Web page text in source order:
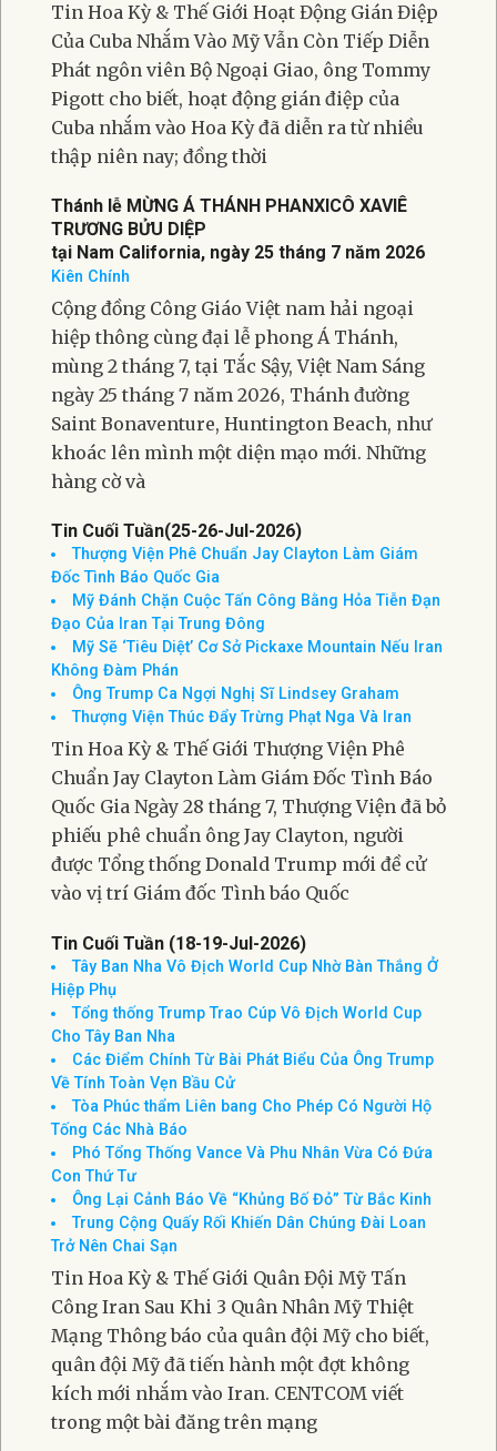
Sẻ Hồ Sơ
25 Tiểu Bang Kiện Ông Trump Về Các Mức Thuế
Quan
Mỹ Và Philippines Thách Thức Chiến Lược “Chiến
Tranh Pháp Lý” Của Bắc Kinh
Tin Hoa Kỳ & Thế Giới Hoạt Động Gián Điệp
Của Cuba Nhắm Vào Mỹ Vẫn Còn Tiếp Diễn
Phát ngôn viên Bộ Ngoại Giao, ông Tommy
Pigott cho biết, hoạt động gián điệp của
Cuba nhắm vào Hoa Kỳ đã diễn ra từ nhiều
thập niên nay; đồng thời
Thánh lễ MỪNG Á THÁNH PHANXICÔ XAVIÊ
TRƯƠNG BỬU DIỆP
tại Nam California, ngày 25 tháng 7 năm 2026
Kiên Chính
Cộng đồng Công Giáo Việt nam hải ngoại
hiệp thông cùng đại lễ phong Á Thánh,
mùng 2 tháng 7, tại Tắc Sậy, Việt Nam Sáng
ngày 25 tháng 7 năm 2026, Thánh đường
Saint Bonaventure, Huntington Beach, như
khoác lên mình một diện mạo mới. Những
hàng cờ và
Tin Cuối Tuần(25-26-Jul-2026)
Thượng Viện Phê Chuẩn Jay Clayton Làm Giám
Đốc Tình Báo Quốc Gia
Mỹ Đánh Chặn Cuộc Tấn Công Bằng Hỏa Tiễn Đạn
Đạo Của Iran Tại Trung Đông
Mỹ Sẽ ‘Tiêu Diệt’ Cơ Sở Pickaxe Mountain Nếu Iran
Không Đàm Phán
Ông Trump Ca Ngợi Nghị Sĩ Lindsey Graham
Thượng Viện Thúc Đẩy Trừng Phạt Nga Và Iran
Tin Hoa Kỳ & Thế Giới Thượng Viện Phê
Chuẩn Jay Clayton Làm Giám Đốc Tình Báo
Quốc Gia Ngày 28 tháng 7, Thượng Viện đã bỏ
phiếu phê chuẩn ông Jay Clayton, người
được Tổng thống Donald Trump mới đề cử
vào vị trí Giám đốc Tình báo Quốc
Tin Cuối Tuần (18-19-Jul-2026)
Tây Ban Nha Vô Địch World Cup Nhờ Bàn Thắng Ở
Hiệp Phụ
Tổng thống Trump Trao Cúp Vô Địch World Cup
Cho Tây Ban Nha
Các Điểm Chính Từ Bài Phát Biểu Của Ông Trump
Về Tính Toàn Vẹn Bầu Cử
Tòa Phúc thẩm Liên bang Cho Phép Có Người Hộ
Tống Các Nhà Báo
Phó Tổng Thống Vance Và Phu Nhân Vừa Có Đứa
Con Thứ Tư
Ông Lại Cảnh Báo Về “Khủng Bố Đỏ” Từ Bắc Kinh
Trung Cộng Quấy Rối Khiến Dân Chúng Đài Loan
Trở Nên Chai Sạn
Tin Hoa Kỳ & Thế Giới Quân Đội Mỹ Tấn
Công Iran Sau Khi 3 Quân Nhân Mỹ Thiệt